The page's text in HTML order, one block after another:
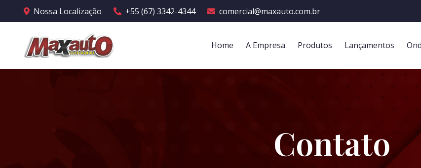
Nossa Localização +55 (67) 3342-4344 comercial@maxauto.com.br
Home A Empresa Produtos Lançamentos
Contato